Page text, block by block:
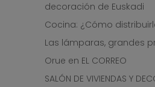
decoración de Euskadi
Cocina: ¿Cómo
Las lámparas, grandes
Orue en EL CORREO
SALÓN DE VIVIENDAS Y